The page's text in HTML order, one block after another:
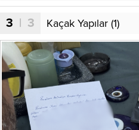
3 | 3 Kaçak Yapılar (1)